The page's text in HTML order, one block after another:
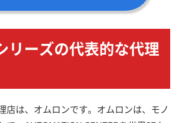
リーズの代表的な代理
店は、オムロンです。オムロンは、モノ